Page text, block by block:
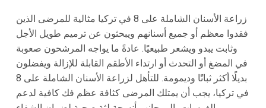
زراعة الأسنان الشاملة على 8 في تركيا مثالية للمرضى الذين
فقدوا معظم أو جميع أسنانهم ويبحثون عن ترميم طويل الأجل
وثابت يبدو ويشعر طبيعيًا. عادةً ما يواجه المرشحون صعوبة
في المضغ أو التحدث أو ارتداء الأطقم القابلة للإزالة ويفضلون
بديلًا أكثر ثباتًا وديمومة. للتأهل لزراعة الأسنان الشاملة على 8
في تركيا، يجب أن يمتلك المرضى كثافة عظم فك كافية لدعم